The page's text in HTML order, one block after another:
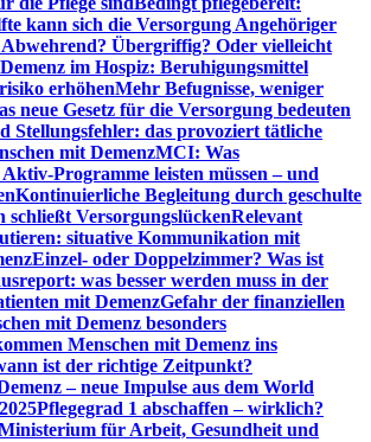
kann sich die Versorgung Angehöriger
Abwehrend? Übergriffig? Oder vielleicht
Demenz im Hospiz: Beruhigungsmittel
erhöhenMehr Befugnisse, weniger
neue Gesetz für die Versorgung bedeuten
Stellungsfehler: das provoziert tätliche
mit DemenzMCI: Was
Programme leisten müssen – und
Kontinuierliche Begleitung durch geschulte
schließt VersorgungslückenRelevant
situative Kommunikation mit
Einzel- oder Doppelzimmer? Was ist
was besser werden muss in der
mit DemenzGefahr der finanziellen
mit Demenz besonders
Menschen mit Demenz ins
ist der richtige Zeitpunkt?
– neue Impulse aus dem World
Pflegegrad 1 abschaffen – wirklich?
für Arbeit, Gesundheit und